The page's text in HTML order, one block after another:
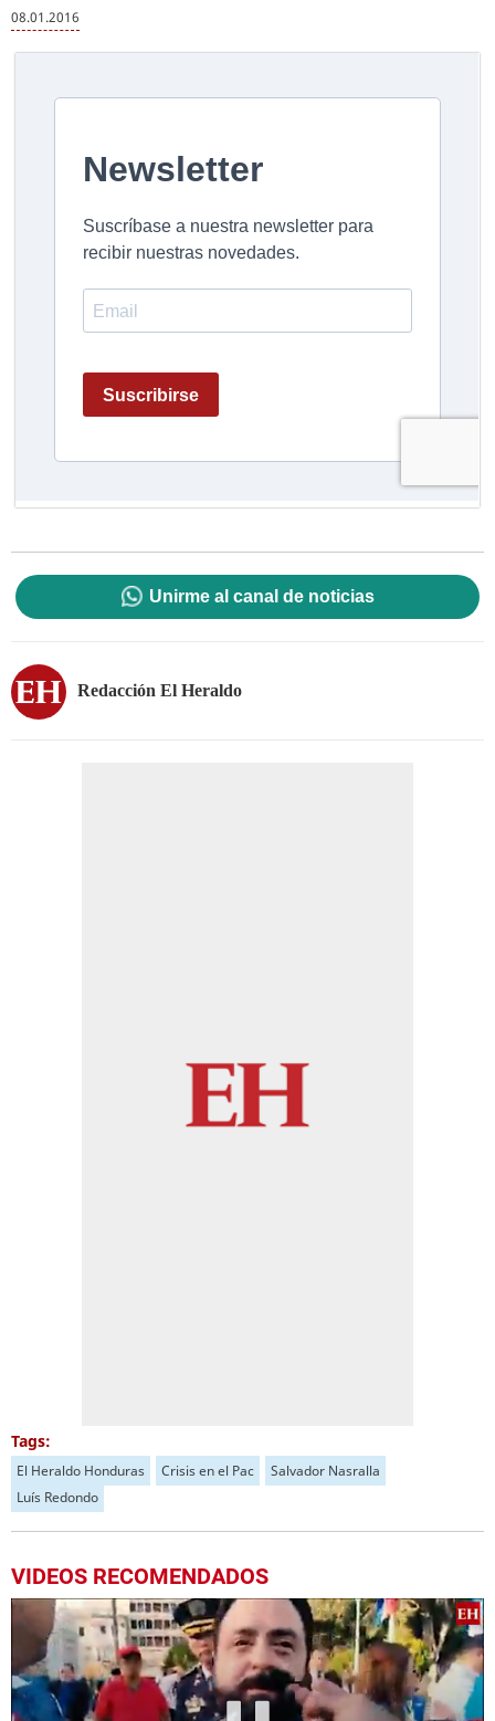
08.01.2016
Unirme al canal de noticias
Redacción El Heraldo
Tags:
El Heraldo Honduras Crisis en el Pac
Salvador Nasralla
Luís Redondo
VIDEOS RECOMENDADOS